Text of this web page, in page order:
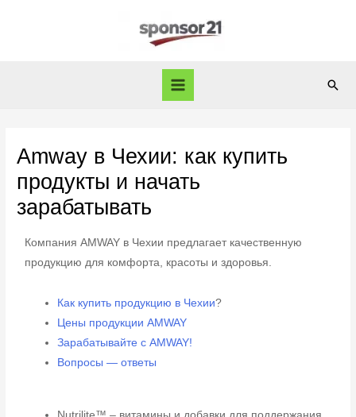
Amway в Чехии: как купить
продукты и начать
зарабатывать
Компания AMWAY в Чехии предлагает качественную
продукцию для комфорта, красоты и здоровья.
Как купить продукцию в Чехии?
Цены продукции AMWAY
Зарабатывайте с AMWAY!
Вопросы — ответы